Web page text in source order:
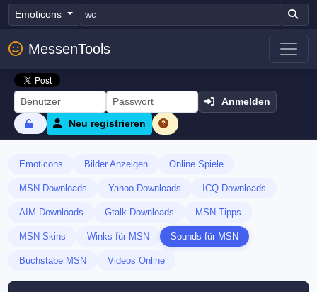
Emoticons
MessenTools
Anmelden
Neu registrieren
Emoticons Bilder Anzeigen Online Spiele
MSN Downloads Yahoo Downloads ICQ Downloads
AIM Downloads Gtalk Downloads MSN Tipps
MSN Skins Winks für MSN Sounds für MSN
Buchstabe MSN Videos Online